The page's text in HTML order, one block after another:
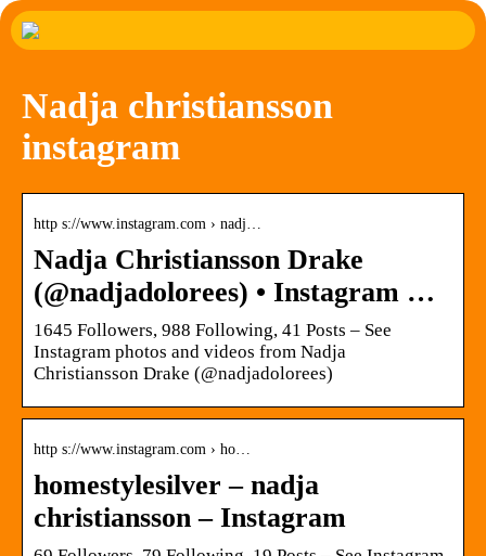
Nadja christiansson
instagram
http s://www.instagram.com › nadj…
Nadja Christiansson Drake
(@nadjadolorees) • Instagram …
1645 Followers, 988 Following, 41 Posts – See
Instagram photos and videos from Nadja
Christiansson Drake (@nadjadolorees)
http s://www.instagram.com › ho…
homestylesilver – nadja
christiansson – Instagram